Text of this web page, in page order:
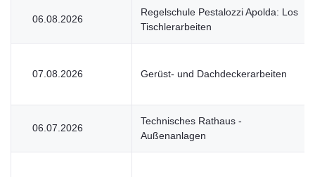
06.08.2026
Regelschule Pestalozzi Apolda: Los
Tischlerarbeiten
07.08.2026 Gerüst- und Dachdeckerarbeiten
06.07.2026
Technisches Rathaus -
Außenanlagen